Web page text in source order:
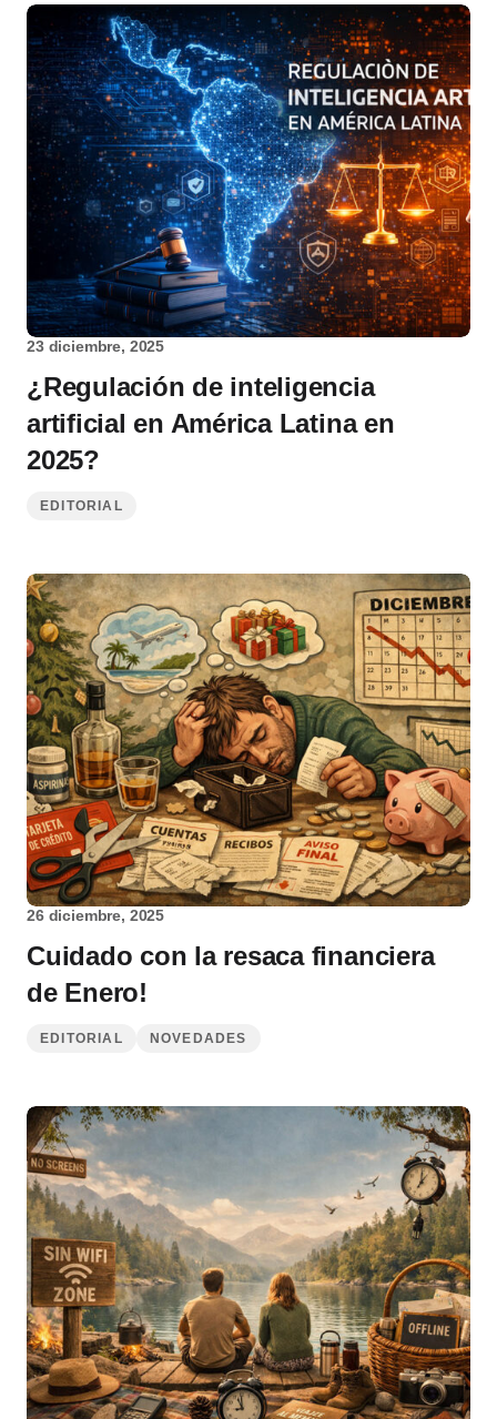
23 diciembre, 2025
¿Regulación de inteligencia
artificial en América Latina en
2025?
EDITORIAL
26 diciembre, 2025
Cuidado con la resaca financiera
de Enero!
EDITORIAL NOVEDADES